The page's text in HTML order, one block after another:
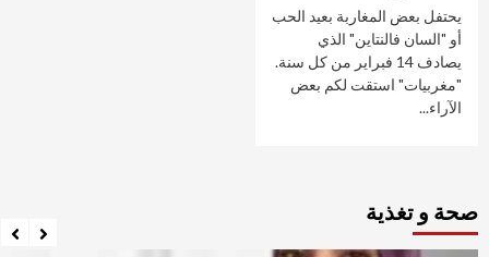
يحتفل بعض المغاربة بعيد الحب
أو "السان فالنتاين" الذي
يصادف 14 فبراير من كل سنة.
"مغربيات" استقت لكم بعض
الآراء...
صحة و تغذية